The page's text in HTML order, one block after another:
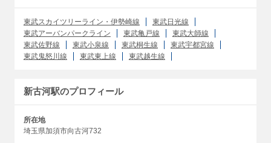
東武スカイツリーライン・伊勢崎線
東武日光線
東武アーバンパークライン
東武亀戸線
東武大師線
東武佐野線
東武小泉線 東武桐生線
東武宇都宮線
東武鬼怒川線
東武東上線 東武越生線
新古河駅のプロフィール
所在地
埼玉県加須市向古河732